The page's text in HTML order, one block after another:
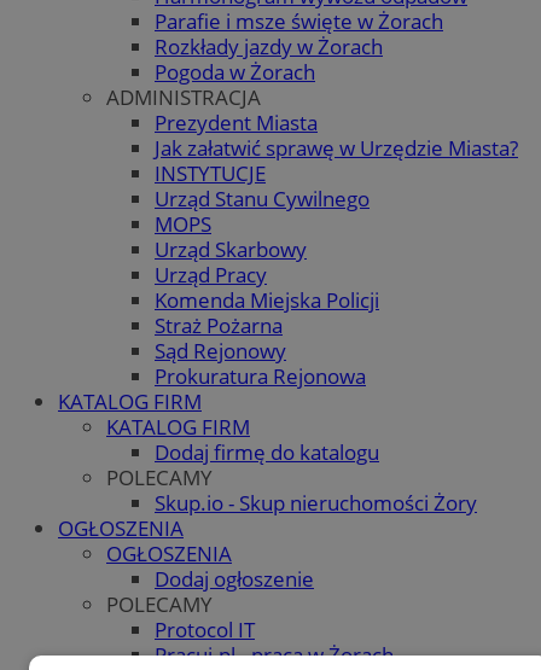
Parafie i msze święte w Żorach
Rozkłady jazdy w Żorach
Pogoda w Żorach
ADMINISTRACJA
Prezydent Miasta
Jak załatwić sprawę w Urzędzie Miasta?
INSTYTUCJE
Urząd Stanu Cywilnego
MOPS
Urząd Skarbowy
Urząd Pracy
Komenda Miejska Policji
Straż Pożarna
Sąd Rejonowy
Prokuratura Rejonowa
KATALOG FIRM
KATALOG FIRM
Dodaj firmę do katalogu
POLECAMY
Skup.io - Skup nieruchomości Żory
OGŁOSZENIA
OGŁOSZENIA
Dodaj ogłoszenie
POLECAMY
Protocol IT
Pracuj.pl - praca w Żorach